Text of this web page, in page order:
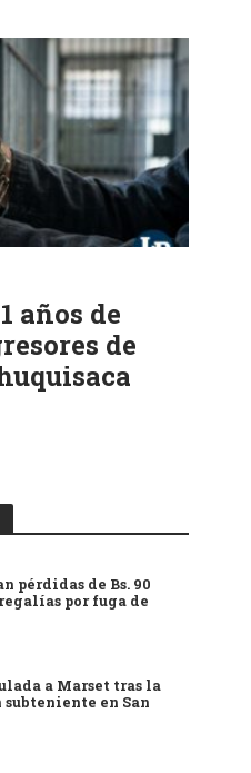
años de
de
pérdidas de Bs. 90
por fuga de
a Marset tras la
subteniente en San